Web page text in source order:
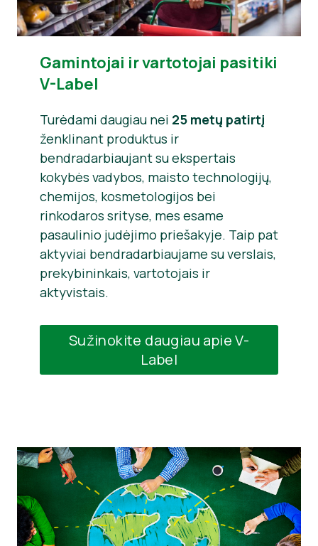
Gamintojai ir vartotojai pasitiki
V-Label
Turėdami daugiau nei 25 metų patirtį
ženklinant produktus ir
bendradarbiaujant su ekspertais
kokybės vadybos, maisto technologijų,
chemijos, kosmetologijos bei
rinkodaros srityse, mes esame
pasaulinio judėjimo priešakyje. Taip pat
aktyviai bendradarbiaujame su verslais,
prekybininkais, vartotojais ir
aktyvistais.
Sužinokite daugiau apie V-
Label